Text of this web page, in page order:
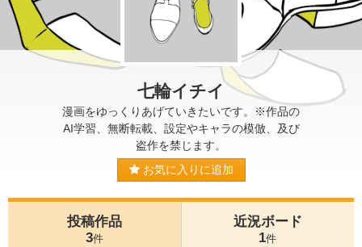
七輪イチイ
漫画をゆっくりあげていきたいです。※作品の
AI学習、無断転載、設定やキャラの模倣、及び
盗作を禁じます。
お気に入りに追加
投稿作品
3件
近況ボード
1件